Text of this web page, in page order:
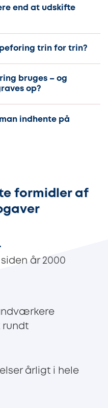
end at udskifte
trin for trin?
bruges – og
op?
indhente på
formidler af
år 2000
rundt
årligt i hele